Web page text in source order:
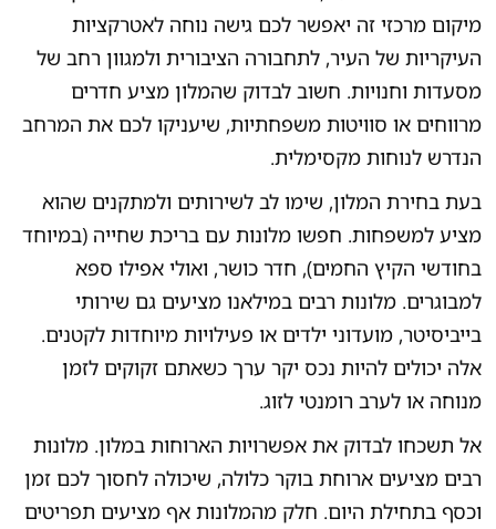
מיקום מרכזי זה יאפשר לכם גישה נוחה לאטרקציות
העיקריות של העיר, לתחבורה הציבורית ולמגוון רחב של
מסעדות וחנויות. חשוב לבדוק שהמלון מציע חדרים
מרווחים או סוויטות משפחתיות, שיעניקו לכם את המרחב
הנדרש לנוחות מקסימלית.
בעת בחירת המלון, שימו לב לשירותים ולמתקנים שהוא
מציע למשפחות. חפשו מלונות עם בריכת שחייה (במיוחד
בחודשי הקיץ החמים), חדר כושר, ואולי אפילו ספא
למבוגרים. מלונות רבים במילאנו מציעים גם שירותי
בייביסיטר, מועדוני ילדים או פעילויות מיוחדות לקטנים.
אלה יכולים להיות נכס יקר ערך כשאתם זקוקים לזמן
מנוחה או לערב רומנטי לזוג.
אל תשכחו לבדוק את אפשרויות הארוחות במלון. מלונות
רבים מציעים ארוחת בוקר כלולה, שיכולה לחסוך לכם זמן
וכסף בתחילת היום. חלק מהמלונות אף מציעים תפריטים